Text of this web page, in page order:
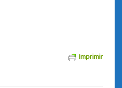
Imprimir